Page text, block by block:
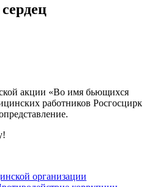
акции «Во имя бьющихся
работников Росгосцирк
организации